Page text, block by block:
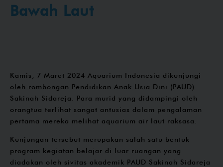
Bawah Laut
Kamis, 7 Maret 2024 Aquarium Indonesia dikunjungi
oleh rombongan Pendidikan Anak Usia Dini (PAUD)
Sakinah Sidareja. Para murid yang didampingi oleh
orangtua terlihat sangat antusias dalam pengalaman
pertama mereka melihat aquarium air laut raksasa.
Kunjungan tersebut merupakan salah satu bentuk
program kegiatan belajar di luar ruangan yang
diadakan oleh sivitas akademik PAUD Sakinah Sidareja